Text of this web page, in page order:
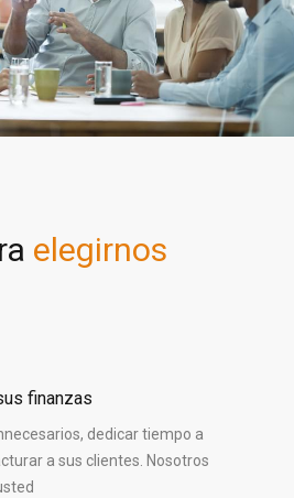
elegirnos
finanzas
dedicar tiempo a
a sus clientes. Nosotros